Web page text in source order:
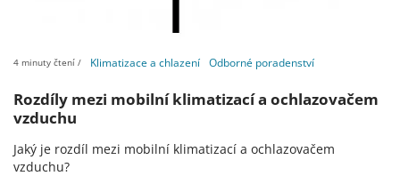
4 minuty čtení / Klimatizace a chlazení Odborné poradenství
Rozdíly mezi mobilní klimatizací a ochlazovačem
vzduchu
Jaký je rozdíl mezi mobilní klimatizací a ochlazovačem
vzduchu?